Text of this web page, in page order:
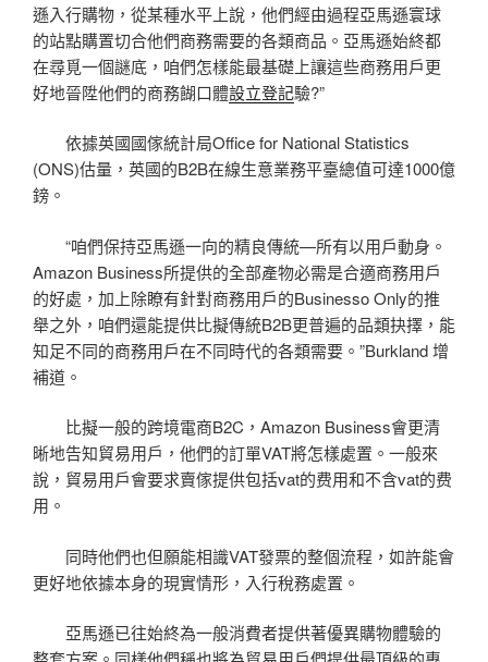
遜入行購物，從某種水平上說，他們經由過程亞馬遜寰球
的站點購置切合他們商務需要的各類商品。亞馬遜始終都
在尋覓一個謎底，咱們怎樣能最基礎上讓這些商務用戶更
好地晉陞他們的商務餬口體設立登記驗?”
依據英國國傢統計局Office for National Statistics
(ONS)估量，英國的B2B在線生意業務平臺總值可達1000億
鎊。
“咱們保持亞馬遜一向的精良傳統—所有以用戶動身。
Amazon Business所提供的全部產物必需是合適商務用戶
的好處，加上除瞭有針對商務用戶的Businesso Only的推
舉之外，咱們還能提供比擬傳統B2B更普遍的品類抉擇，能
知足不同的商務用戶在不同時代的各類需要。”Burkland 增
補道。
比擬一般的跨境電商B2C，Amazon Business會更清
晰地告知貿易用戶，他們的訂單VAT將怎樣處置。一般來
說，貿易用戶會要求賣傢提供包括vat的费用和不含vat的费
用。
同時他們也但願能相識VAT發票的整個流程，如許能會
更好地依據本身的現實情形，入行稅務處置。
亞馬遜已往始終為一般消費者提供著優異購物體驗的